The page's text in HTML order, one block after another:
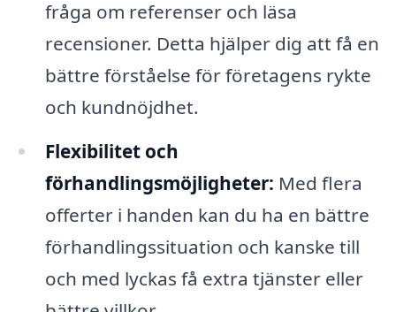
fråga om referenser och läsa
recensioner. Detta hjälper dig att få en
bättre förståelse för företagens rykte
och kundnöjdhet.
Flexibilitet och
förhandlingsmöjligheter: Med flera
offerter i handen kan du ha en bättre
förhandlingssituation och kanske till
och med lyckas få extra tjänster eller